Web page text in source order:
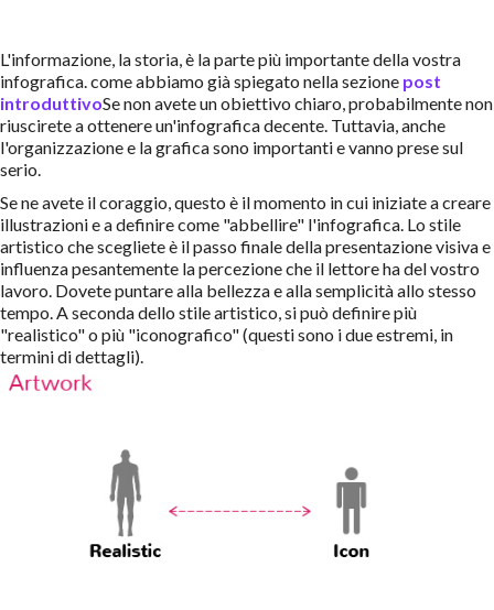
L'informazione, la storia, è la parte più importante della vostra
infografica. come abbiamo già spiegato nella sezione post
introduttivoSe non avete un obiettivo chiaro, probabilmente non
riuscirete a ottenere un'infografica decente. Tuttavia, anche
l'organizzazione e la grafica sono importanti e vanno prese sul
serio.
Se ne avete il coraggio, questo è il momento in cui iniziate a creare
illustrazioni e a definire come "abbellire" l'infografica. Lo stile
artistico che scegliete è il passo finale della presentazione visiva e
influenza pesantemente la percezione che il lettore ha del vostro
lavoro. Dovete puntare alla bellezza e alla semplicità allo stesso
tempo. A seconda dello stile artistico, si può definire più
"realistico" o più "iconografico" (questi sono i due estremi, in
termini di dettagli).